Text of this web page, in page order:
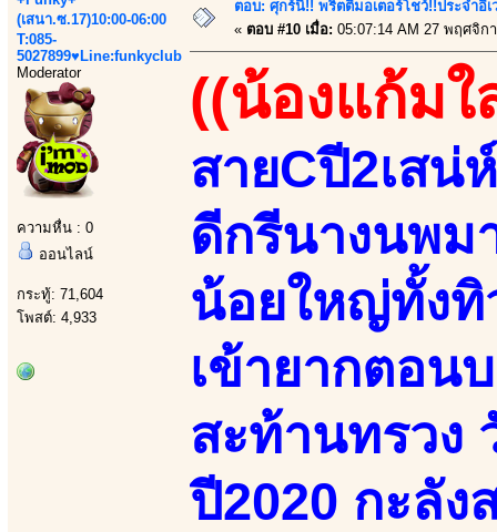
(เสนา.ซ.17)10:00-06:00
T:085-
5027899♥Line:funkyclub
Moderator
ความหื่น : 0
ออนไลน์
กระทู้: 71,604
โพสต์: 4,933
ตอบ: ศุกร์นี้!! พริตตี้มอเตอร์โชว์!!ประจำอี
« ตอบ #10 เมื่อ: 05:07:14 AM 27 พฤศจิก
((น้องแก้มใ
สายCปี2เสน่
ดีกรีนางนพม
น้อยใหญ่ทั้งทิ
เข้ายากตอน
สะท้านทรวง
ปี2020 กะลัง